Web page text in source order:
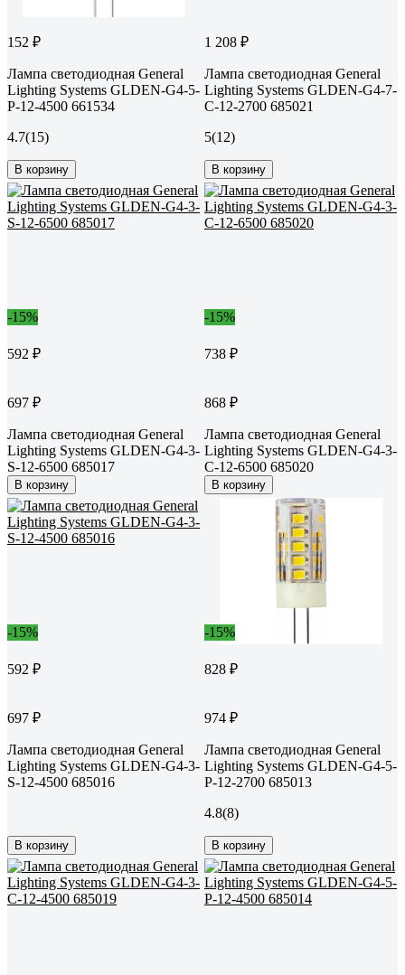
152 ₽
Лампа светодиодная General
Lighting Systems GLDEN-G4-5-
P-12-4500 661534
4.7(15)
В корзину
1 208 ₽
Лампа светодиодная General
Lighting Systems GLDEN-G4-7-
C-12-2700 685021
5(12)
В корзину
-15%
592 ₽
697 ₽
Лампа светодиодная General
Lighting Systems GLDEN-G4-3-
S-12-6500 685017
В корзину
-15%
738 ₽
868 ₽
Лампа светодиодная General
Lighting Systems GLDEN-G4-3-
C-12-6500 685020
В корзину
-15%
592 ₽
697 ₽
Лампа светодиодная General
Lighting Systems GLDEN-G4-3-
S-12-4500 685016
В корзину
-15%
828 ₽
974 ₽
Лампа светодиодная General
Lighting Systems GLDEN-G4-5-
P-12-2700 685013
4.8(8)
В корзину